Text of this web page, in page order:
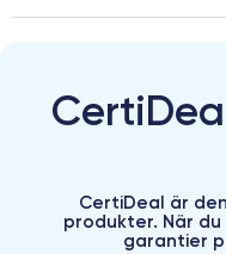
CertiDeal är
produkter. När
garantier